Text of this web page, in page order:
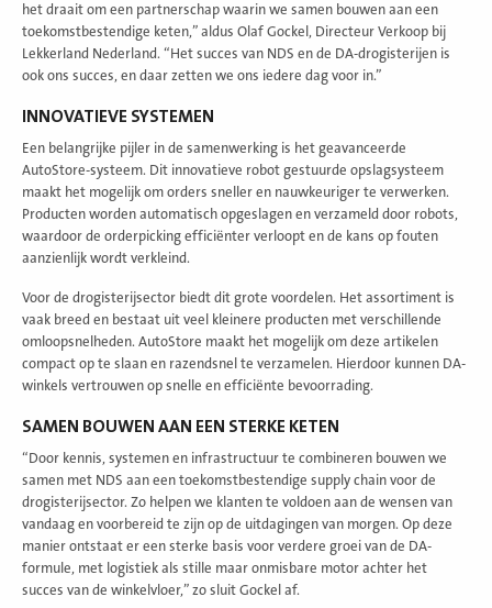
het draait om een partnerschap waarin we samen bouwen aan een
toekomstbestendige keten,” aldus Olaf Gockel, Directeur Verkoop bij
Lekkerland Nederland. “Het succes van NDS en de DA-drogisterijen is
ook ons succes, en daar zetten we ons iedere dag voor in.”
INNOVATIEVE SYSTEMEN
Een belangrijke pijler in de samenwerking is het geavanceerde
AutoStore-systeem. Dit innovatieve robot gestuurde opslagsysteem
maakt het mogelijk om orders sneller en nauwkeuriger te verwerken.
Producten worden automatisch opgeslagen en verzameld door robots,
waardoor de orderpicking efficiënter verloopt en de kans op fouten
aanzienlijk wordt verkleind.
Voor de drogisterijsector biedt dit grote voordelen. Het assortiment is
vaak breed en bestaat uit veel kleinere producten met verschillende
omloopsnelheden. AutoStore maakt het mogelijk om deze artikelen
compact op te slaan en razendsnel te verzamelen. Hierdoor kunnen DA-
winkels vertrouwen op snelle en efficiënte bevoorrading.
SAMEN BOUWEN AAN EEN STERKE KETEN
“Door kennis, systemen en infrastructuur te combineren bouwen we
samen met NDS aan een toekomstbestendige supply chain voor de
drogisterijsector. Zo helpen we klanten te voldoen aan de wensen van
vandaag en voorbereid te zijn op de uitdagingen van morgen. Op deze
manier ontstaat er een sterke basis voor verdere groei van de DA-
formule, met logistiek als stille maar onmisbare motor achter het
succes van de winkelvloer,” zo sluit Gockel af.